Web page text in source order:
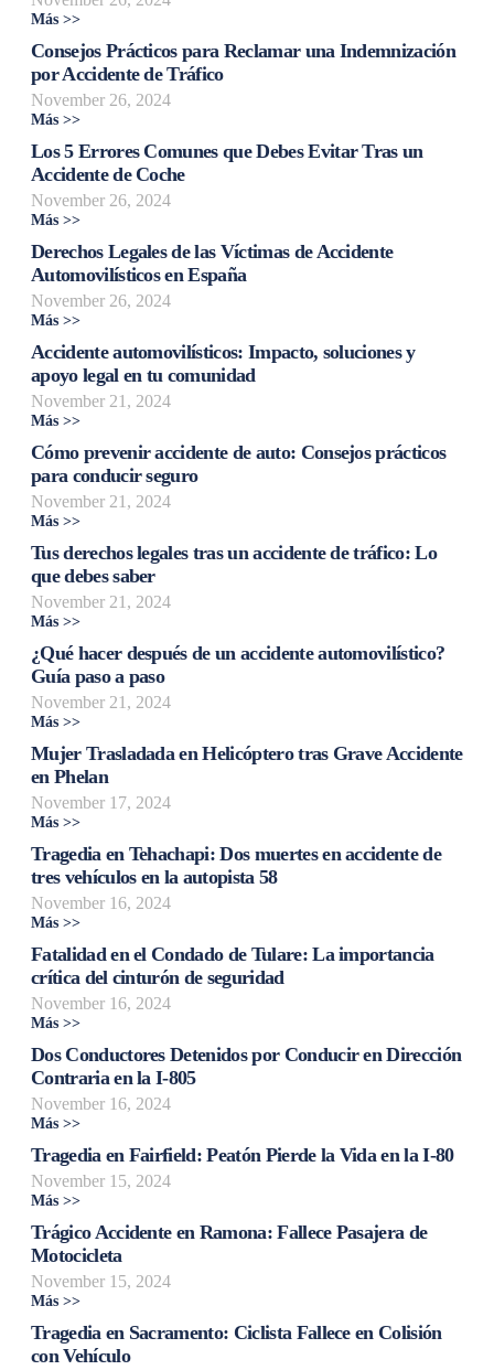
Más >>
Consejos Prácticos para Reclamar una Indemnización
por Accidente de Tráfico
November 26, 2024
Más >>
Los 5 Errores Comunes que Debes Evitar Tras un
Accidente de Coche
November 26, 2024
Más >>
Derechos Legales de las Víctimas de Accidente
Automovilísticos en España
November 26, 2024
Más >>
Accidente automovilísticos: Impacto, soluciones y
apoyo legal en tu comunidad
November 21, 2024
Más >>
Cómo prevenir accidente de auto: Consejos prácticos
para conducir seguro
November 21, 2024
Más >>
Tus derechos legales tras un accidente de tráfico: Lo
que debes saber
November 21, 2024
Más >>
¿Qué hacer después de un accidente automovilístico?
Guía paso a paso
November 21, 2024
Más >>
Mujer Trasladada en Helicóptero tras Grave Accidente
en Phelan
November 17, 2024
Más >>
Tragedia en Tehachapi: Dos muertes en accidente de
tres vehículos en la autopista 58
November 16, 2024
Más >>
Fatalidad en el Condado de Tulare: La importancia
crítica del cinturón de seguridad
November 16, 2024
Más >>
Dos Conductores Detenidos por Conducir en Dirección
Contraria en la I-805
November 16, 2024
Más >>
Tragedia en Fairfield: Peatón Pierde la Vida en la I-80
November 15, 2024
Más >>
Trágico Accidente en Ramona: Fallece Pasajera de
Motocicleta
November 15, 2024
Más >>
Tragedia en Sacramento: Ciclista Fallece en Colisión
con Vehículo